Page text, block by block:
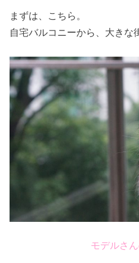
まずは、こちら。
自宅バルコニーから、大きな
モデルさ